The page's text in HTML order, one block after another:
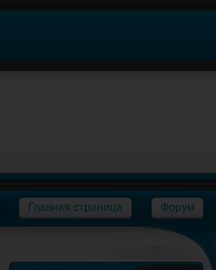
Главная страница Форум